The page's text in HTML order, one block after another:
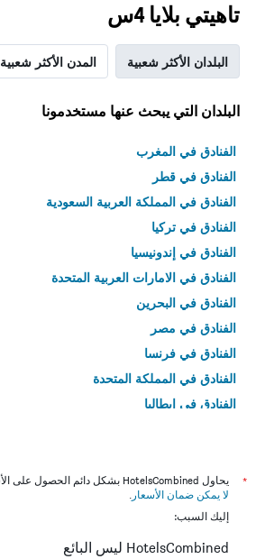
تاهيتي بلايا 4س
البلدان الأكثر شعبية المدن الأكثر شعبية
البلدان التي يبحث عنها مستخدمونا
الفنادق في المغرب
الفنادق في قطر
الفنادق في المملكة العربية السعودية
الفنادق في تركيا
الفنادق في إندونيسيا
الفنادق في الامارات العربية المتحدة
الفنادق في البحرين
الفنادق في مصر
الفنادق في فرنسا
الفنادق في المملكة المتحدة
الفنادق في إيطاليا
*
يحاول HotelsCombined بشكل دائم الحصول على الأسعار الدقيقة، ولكن
لا يمكن ضمان الأسعار .
إليك السبب:
HotelsCombined ليس البائع